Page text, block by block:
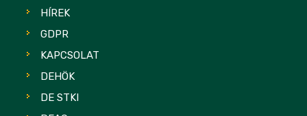
HÍREK
GDPR
KAPCSOLAT
DEHÖK
DE STKI